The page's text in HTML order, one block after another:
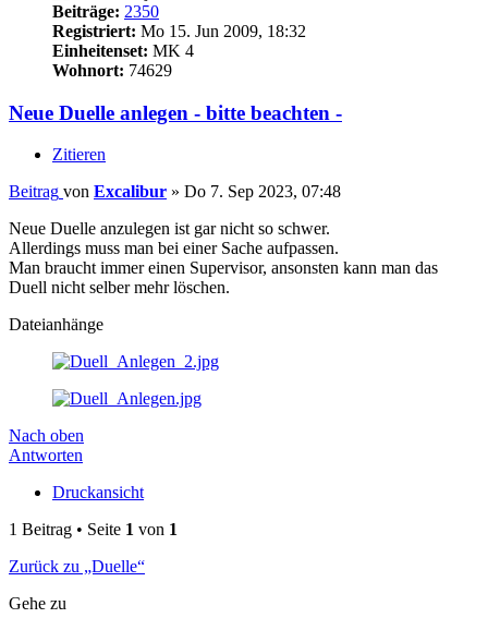
Beiträge: 2350
Registriert: Mo 15. Jun 2009, 18:32
Einheitenset: MK 4
Wohnort: 74629
Neue Duelle anlegen - bitte beachten -
Zitieren
Beitrag von Excalibur » Do 7. Sep 2023, 07:48
Neue Duelle anzulegen ist gar nicht so schwer.
Allerdings muss man bei einer Sache aufpassen.
Man braucht immer einen Supervisor, ansonsten kann man das
Duell nicht selber mehr löschen.
Dateianhänge
Nach oben
Antworten
Druckansicht
1 Beitrag • Seite 1 von 1
Zurück zu „Duelle“
Gehe zu